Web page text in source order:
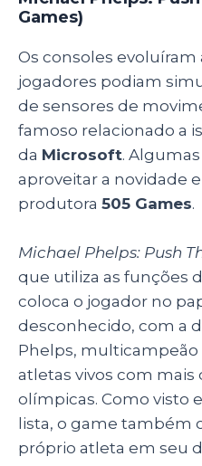
Games)
Os consoles
jogadores podiam
de sensores de
famoso relacionado a
da Microsoft.
aproveitar a novidade
produtora 505 Games.
Michael Phelps: Push
que utiliza as funções
coloca o jogador no
desconhecido, com a
Phelps,
atletas vivos com mais
olímpicas. Como visto
lista, o game também
próprio atleta em seu